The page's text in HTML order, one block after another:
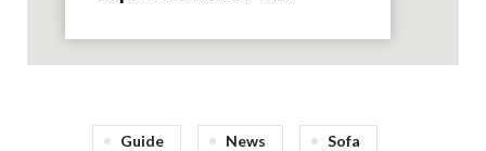
Guide News Sofa